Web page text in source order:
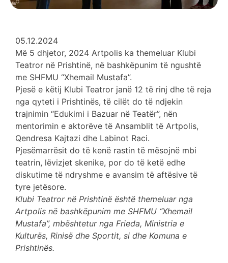
05.12.2024
Më 5 dhjetor, 2024 Artpolis ka themeluar Klubi
Teatror në Prishtinë, në bashkëpunim të ngushtë
me SHFMU “Xhemail Mustafa”.
Pjesë e këtij Klubi Teatror janë 12 të rinj dhe të reja
nga qyteti i Prishtinës, të cilët do të ndjekin
trajnimin “Edukimi i Bazuar në Teatër”, nën
mentorimin e aktorëve të Ansamblit të Artpolis,
Qendresa Kajtazi dhe Labinot Raci.
Pjesëmarrësit do të kenë rastin të mësojnë mbi
teatrin, lëvizjet skenike, por do të ketë edhe
diskutime të ndryshme e avansim të aftësive të
tyre jetësore.
Klubi Teatror në Prishtinë është themeluar nga
Artpolis në bashkëpunim me SHFMU “Xhemail
Mustafa”, mbështetur nga Frieda, Ministria e
Kulturës, Rinisë dhe Sportit, si dhe Komuna e
Prishtinës.